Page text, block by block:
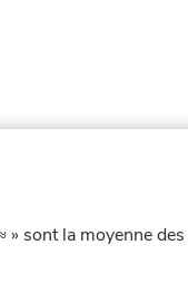
sont la moyenne